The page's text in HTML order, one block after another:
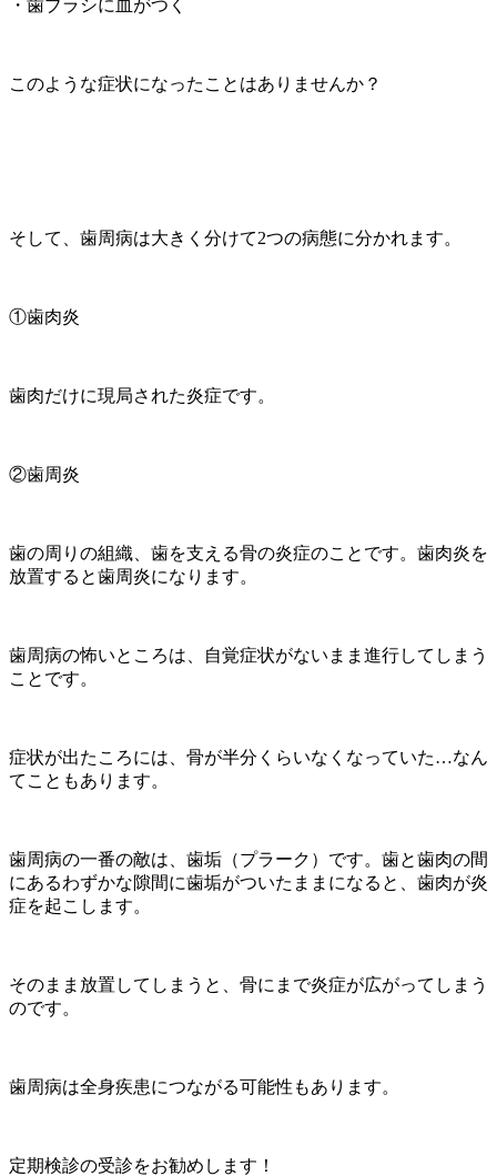
・歯ブラシに血がつく
このような症状になったことはありませんか？
そして、歯周病は大きく分けて2つの病態に分かれます。
①歯肉炎
歯肉だけに現局された炎症です。
②歯周炎
歯の周りの組織、歯を支える骨の炎症のことです。歯肉炎を
放置すると歯周炎になります。
歯周病の怖いところは、自覚症状がないまま進行してしまう
ことです。
症状が出たころには、骨が半分くらいなくなっていた…なん
てこともあります。
歯周病の一番の敵は、歯垢（プラーク）です。歯と歯肉の間
にあるわずかな隙間に歯垢がついたままになると、歯肉が炎
症を起こします。
そのまま放置してしまうと、骨にまで炎症が広がってしまう
のです。
歯周病は全身疾患につながる可能性もあります。
定期検診の受診をお勧めします！